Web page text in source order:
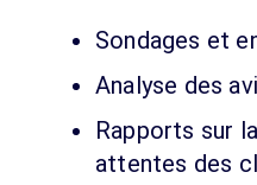
Sondages et
Analyse des
Rapports sur
attentes des